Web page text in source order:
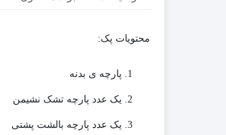
محتویات پک:
پارچه ی بدنه
یک عدد پارچه تشک نشیمن
یک عدد پارچه بالشت پشتی